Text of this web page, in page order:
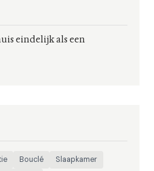
eindelijk als een
Bouclé
Slaapkamer